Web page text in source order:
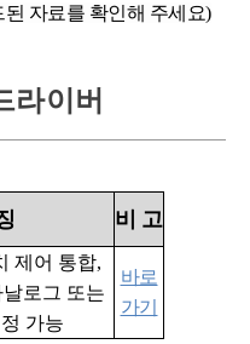
자료를 확인해 주세요)
라이버
비 고
제어 통합,
로그 또는
가능
바로
가기